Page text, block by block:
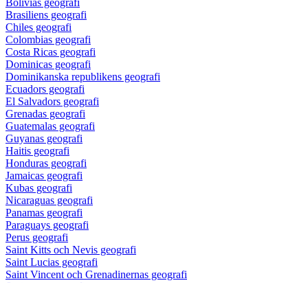
Bolivias geografi
Brasiliens geografi
Chiles geografi
Colombias geografi
Costa Ricas geografi
Dominicas geografi
Dominikanska republikens geografi
Ecuadors geografi
El Salvadors geografi
Grenadas geografi
Guatemalas geografi
Guyanas geografi
Haitis geografi
Honduras geografi
Jamaicas geografi
Kubas geografi
Nicaraguas geografi
Panamas geografi
Paraguays geografi
Perus geografi
Saint Kitts och Nevis geografi
Saint Lucias geografi
Saint Vincent och Grenadinernas geografi